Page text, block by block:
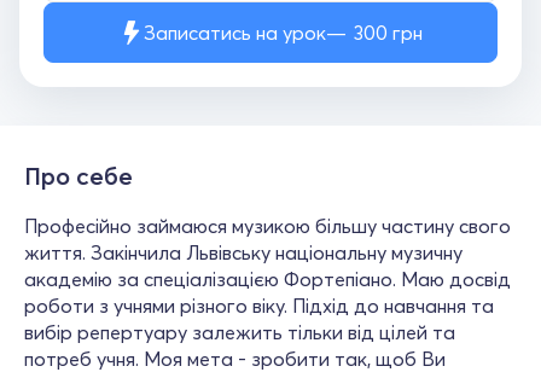
Записатись на урок 300 грн
Про себе
Професійно займаюся музикою більшу частину свого
життя. Закінчила Львівську національну музичну
академію за спеціалізацією Фортепіано. Маю досвід
роботи з учнями різного віку. Підхід до навчання та
вибір репертуару залежить тільки від цілей та
потреб учня. Моя мета - зробити так, щоб Ви